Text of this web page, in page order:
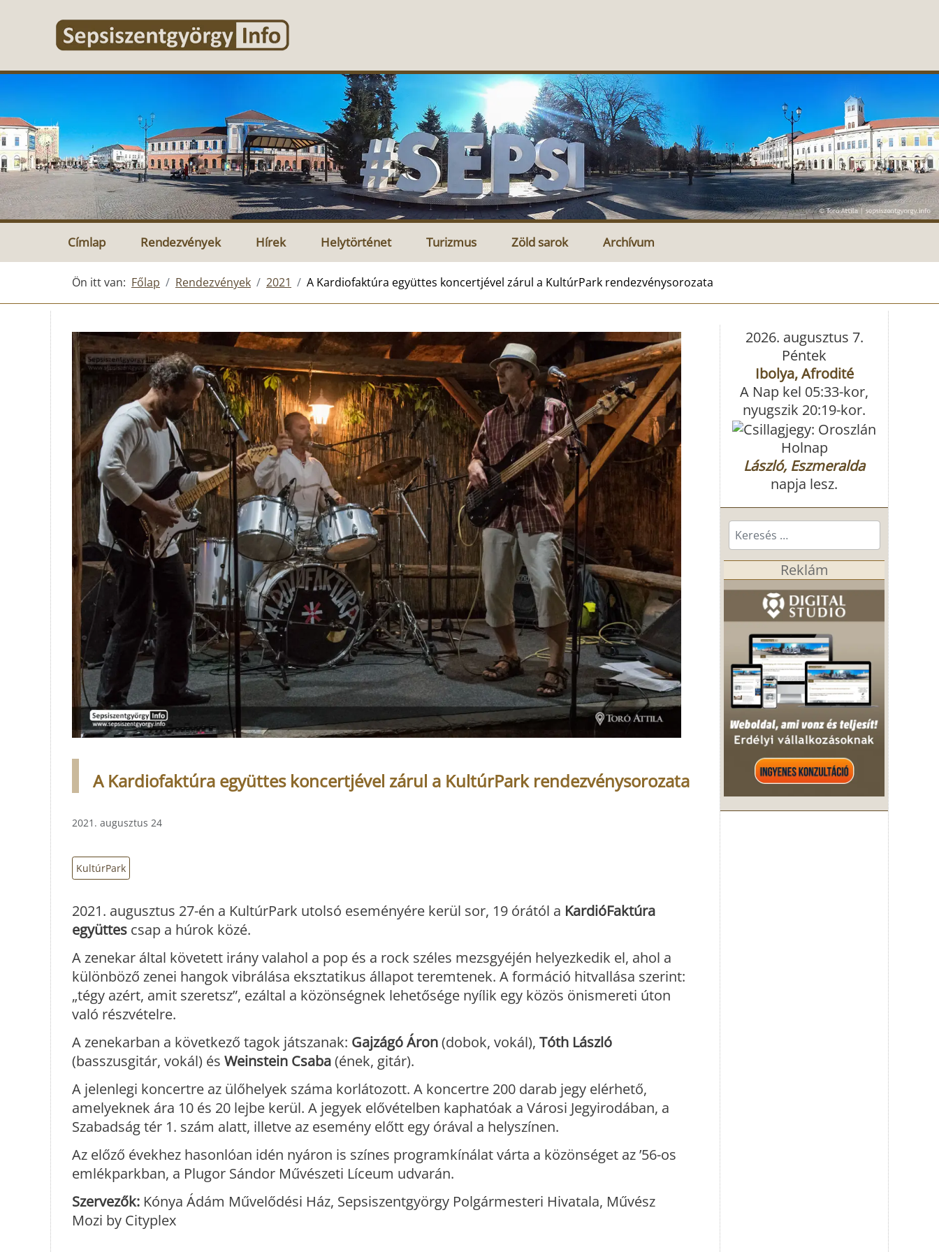
Címlap Rendezvények Hírek Helytörténet Turizmus Zöld sarok Archívum
Ön itt van: Főlap Rendezvények 2021 A Kardiofaktúra együttes koncertjével zárul a KultúrPark rendezvénysorozata
A Kardiofaktúra együttes koncertjével zárul a KultúrPark rendezvénysorozata
2021. augusztus 24
KultúrPark
2021. augusztus 27-én a KultúrPark utolsó eseményére kerül sor, 19 órától a KardióFaktúra
együttes csap a húrok közé.
A zenekar által követett irány valahol a pop és a rock széles mezsgyéjén helyezkedik el, ahol a
különböző zenei hangok vibrálása eksztatikus állapot teremtenek. A formáció hitvallása szerint:
„tégy azért, amit szeretsz”, ezáltal a közönségnek lehetősége nyílik egy közös önismereti úton
való részvételre.
A zenekarban a következő tagok játszanak: Gajzágó Áron(dobok, vokál), Tóth László
(basszusgitár, vokál) és Weinstein Csaba(ének, gitár).
A jelenlegi koncertre az ülőhelyek száma korlátozott. A koncertre 200 darab jegy elérhető,
amelyeknek ára 10 és 20 lejbe kerül. A jegyek elővételben kaphatóak a Városi Jegyirodában, a
Szabadság tér 1. szám alatt, illetve az esemény előtt egy órával a helyszínen.
Az előző évekhez hasonlóan idén nyáron is színes programkínálat várta a közönséget az ’56-os
emlékparkban, a Plugor Sándor Művészeti Líceum udvarán.
Szervezők: Kónya Ádám Művelődési Ház, Sepsiszentgyörgy Polgármesteri Hivatala, Művész
Mozi by Cityplex
2026. augusztus 7.
Péntek
Ibolya, Afrodité
A Nap kel 05:33-kor,
nyugszik 20:19-kor.
Holnap
László, Eszmeralda
napja lesz.
Keresés...
Reklám